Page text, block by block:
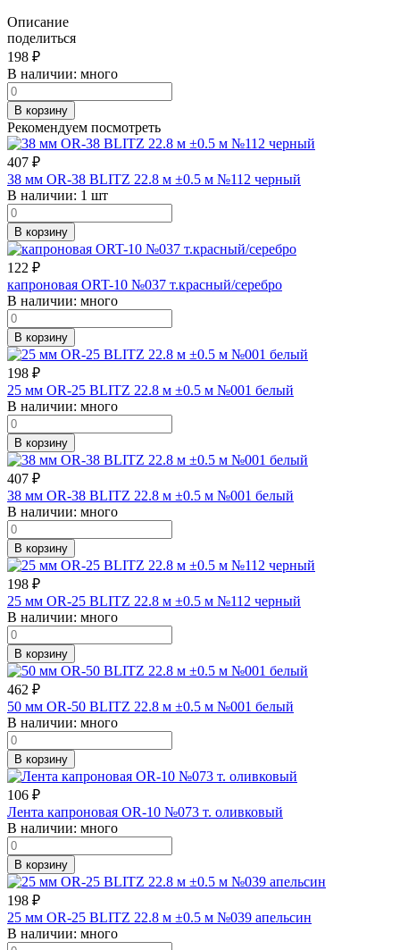
Описание
поделиться
198 ₽
В наличии: много
В корзину
Рекомендуем посмотреть
407 ₽
38 мм OR-38 BLITZ 22.8 м ±0.5 м №112 черный
В наличии: 1 шт
В корзину
122 ₽
капроновая ORT-10 №037 т.красный/серебро
В наличии: много
В корзину
198 ₽
25 мм OR-25 BLITZ 22.8 м ±0.5 м №001 белый
В наличии: много
В корзину
407 ₽
38 мм OR-38 BLITZ 22.8 м ±0.5 м №001 белый
В наличии: много
В корзину
198 ₽
25 мм OR-25 BLITZ 22.8 м ±0.5 м №112 черный
В наличии: много
В корзину
462 ₽
50 мм OR-50 BLITZ 22.8 м ±0.5 м №001 белый
В наличии: много
В корзину
106 ₽
Лента капроновая OR-10 №073 т. оливковый
В наличии: много
В корзину
198 ₽
25 мм OR-25 BLITZ 22.8 м ±0.5 м №039 апельсин
В наличии: много